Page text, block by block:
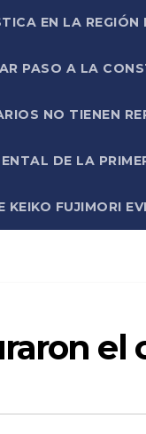
EN LA
PASO A LA
NO TIENEN
DE LA
FUJIMORI
el